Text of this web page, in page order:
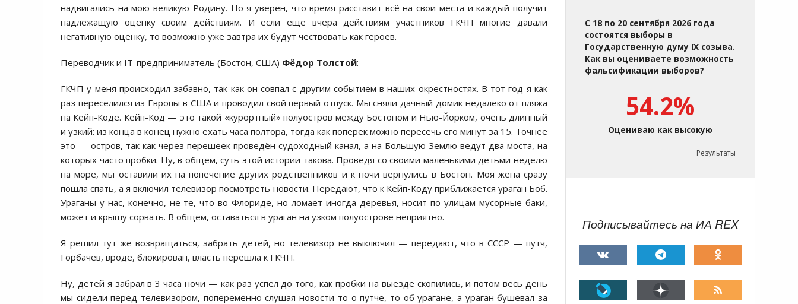
надвигались на мою великую Родину. Но я уверен, что время расставит всё на свои места и каждый получит
надлежащую оценку своим действиям. И если ещё вчера действиям участников ГКЧП многие давали
негативную оценку, то возможно уже завтра их будут чествовать как героев.
Переводчик и IT-предприниматель (Бостон, США) Фёдор Толстой:
ГКЧП у меня происходил забавно, так как он совпал с другим событием в наших окрестностях. В тот год я как
раз переселился из Европы в США и проводил свой первый отпуск. Мы сняли дачный домик недалеко от пляжа
на Кейп-Коде. Кейп-Код — это такой «курортный» полуостров между Бостоном и Нью-Йорком, очень длинный
и узкий: из конца в конец нужно ехать часа полтора, тогда как поперёк можно пересечь его минут за 15. Точнее
это — остров, так как через перешеек проведён судоходный канал, а на Большую Землю ведут два моста, на
которых часто пробки. Ну, в общем, суть этой истории такова. Проведя со своими маленькими детьми неделю
на море, мы оставили их на попечение других родственников и к ночи вернулись в Бостон. Моя жена сразу
пошла спать, а я включил телевизор посмотреть новости. Передают, что к Кейп-Коду приближается ураган Боб.
Ураганы у нас, конечно, не те, что во Флориде, но ломает иногда деревья, носит по улицам мусорные баки,
может и крышу сорвать. В общем, оставаться в ураган на узком полуострове неприятно.
Я решил тут же возвращаться, забрать детей, но телевизор не выключил — передают, что в СССР — путч,
Горбачёв, вроде, блокирован, власть перешла к ГКЧП.
Ну, детей я забрал в 3 часа ночи — как раз успел до того, как пробки на выезде скопились, и потом весь день
мы сидели перед телевизором, попеременно слушая новости то о путче, то об урагане, а ураган бушевал за
С 18 по 20 сентября 2026 года
состоятся выборы в
Государственную думу IX созыва.
Как вы оцениваете возможность
фальсификации выборов?
54.2%
Оцениваю как высокую
Результаты
Подписывайтесь на ИА REX